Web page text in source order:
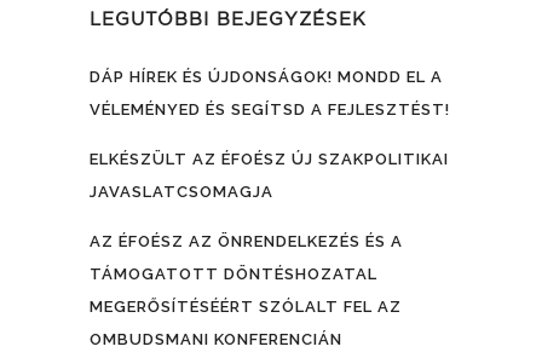
LEGUTÓBBI BEJEGYZÉSEK
DÁP HÍREK ÉS ÚJDONSÁGOK! MONDD EL A
VÉLEMÉNYED ÉS SEGÍTSD A FEJLESZTÉST!
ELKÉSZÜLT AZ ÉFOÉSZ ÚJ SZAKPOLITIKAI
JAVASLATCSOMAGJA
AZ ÉFOÉSZ AZ ÖNRENDELKEZÉS ÉS A
TÁMOGATOTT DÖNTÉSHOZATAL
MEGERŐSÍTÉSÉÉRT SZÓLALT FEL AZ
OMBUDSMANI KONFERENCIÁN